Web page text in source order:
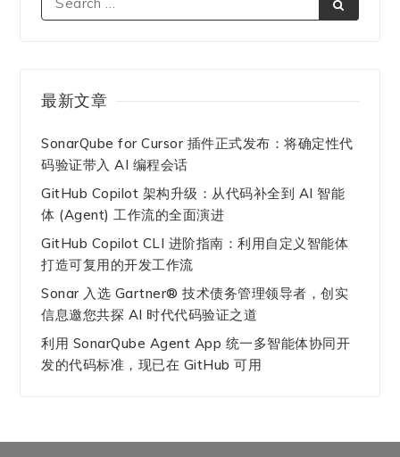
最新文章
SonarQube for Cursor 插件正式发布：将确定性代
码验证带入 AI 编程会话
GitHub Copilot 架构升级：从代码补全到 AI 智能
体 (Agent) 工作流的全面演进
GitHub Copilot CLI 进阶指南：利用自定义智能体
打造可复用的开发工作流
Sonar 入选 Gartner® 技术债务管理领导者，创实
信息邀您共探 AI 时代代码验证之道
利用 SonarQube Agent App 统一多智能体协同开
发的代码标准，现已在 GitHub 可用